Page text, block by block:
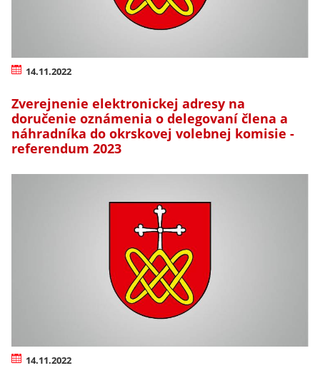
14.11.2022
Zverejnenie elektronickej adresy na
doručenie oznámenia o delegovaní člena a
náhradníka do okrskovej volebnej komisie -
referendum 2023
14.11.2022